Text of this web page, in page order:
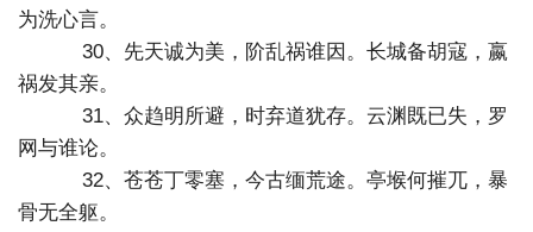
为洗心言。
30、先天诚为美，阶乱祸谁因。长城备胡寇，嬴
祸发其亲。
31、众趋明所避，时弃道犹存。云渊既已失，罗
网与谁论。
32、苍苍丁零塞，今古缅荒途。亭堠何摧兀，暴
骨无全躯。